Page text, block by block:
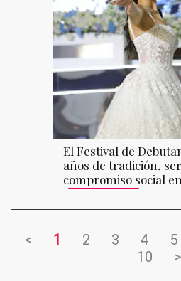
El Festival de
años de tradición,
compromiso social
< 1 2 3 4 5
10
>